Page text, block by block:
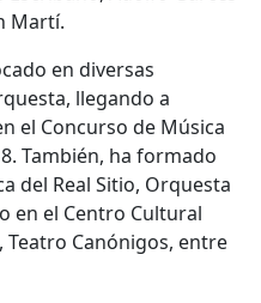
Martí.
en diversas
llegando a
el Concurso de Música
También, ha formado
del Real Sitio, Orquesta
en el Centro Cultural
Teatro Canónigos, entre